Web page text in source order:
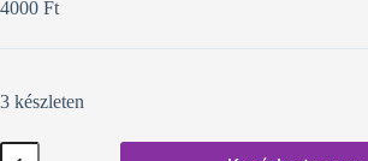
4000 Ft
3 készleten
Princess